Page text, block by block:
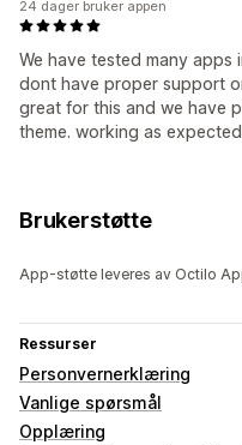
We have tested many apps
dont have proper support
great for this and we have
theme. working as
24 dager bruker appen
Brukerstøtte
App-støtte leveres av Octilo
Ressurser
Personvernerklæring
Vanlige spørsmål
Opplæring